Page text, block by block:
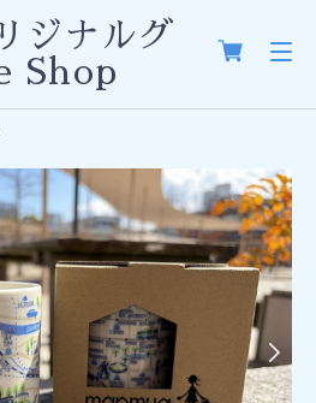
ジナルグ
Shop
Next